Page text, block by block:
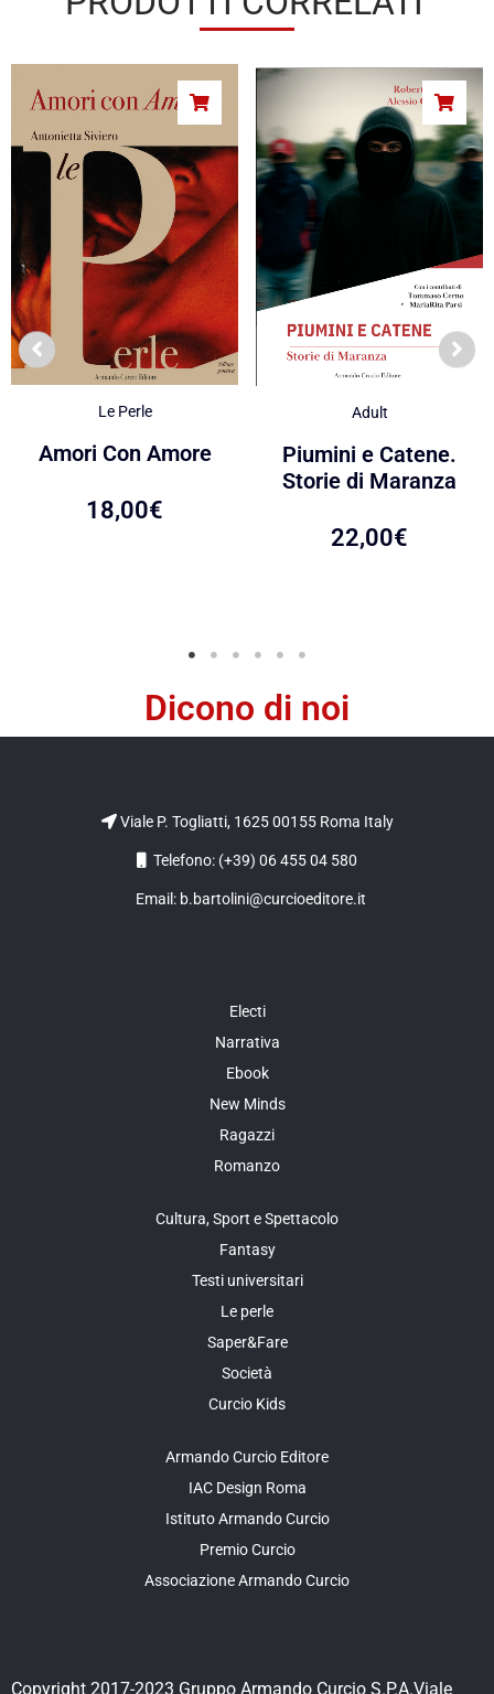
Le Perle
Amori Con Amore
18,00€
Adult
Piumini e Catene.
Storie di Maranza
22,00€
Dicono di noi
Viale P. Togliatti, 1625 00155 Roma Italy
Telefono: (+39) 06 455 04 580
Email: b.bartolini@curcioeditore.it
Electi
Narrativa
Ebook
New Minds
Ragazzi
Romanzo
Cultura, Sport e Spettacolo
Fantasy
Testi universitari
Le perle
Saper&Fare
Società
Curcio Kids
Armando Curcio Editore
IAC Design Roma
Istituto Armando Curcio
Premio Curcio
Associazione Armando Curcio
Copyright 2017-2023 Gruppo Armando Curcio S.P.A.Viale